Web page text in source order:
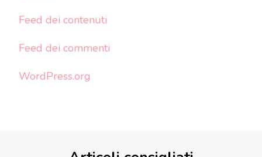
Feed dei contenuti
Feed dei commenti
WordPress.org